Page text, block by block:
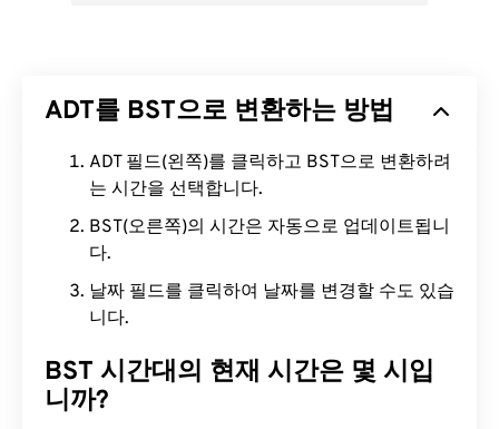
ADT를 BST으로 변환하는 방법
ADT 필드(왼쪽)를 클릭하고 BST으로 변환하려
는 시간을 선택합니다.
BST(오른쪽)의 시간은 자동으로 업데이트됩니
다.
날짜 필드를 클릭하여 날짜를 변경할 수도 있습
니다.
BST 시간대의 현재 시간은 몇 시입
니까?